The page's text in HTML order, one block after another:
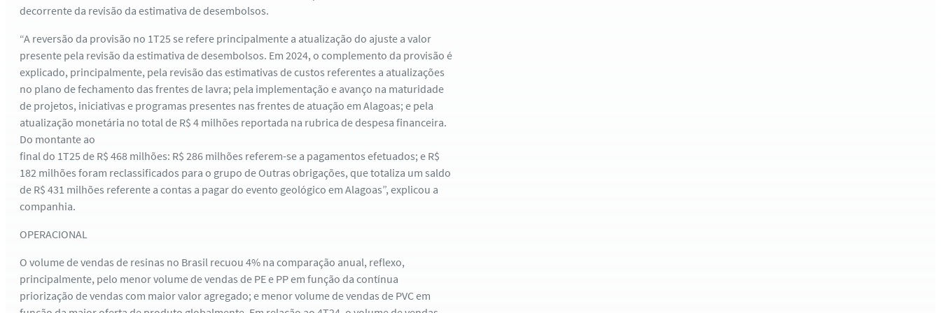
decorrente da revisão da estimativa de desembolsos.
“A reversão da provisão no 1T25 se refere principalmente a atualização do ajuste a valor
presente pela revisão da estimativa de desembolsos. Em 2024, o complemento da provisão é
explicado, principalmente, pela revisão das estimativas de custos referentes a atualizações
no plano de fechamento das frentes de lavra; pela implementação e avanço na maturidade
de projetos, iniciativas e programas presentes nas frentes de atuação em Alagoas; e pela
atualização monetária no total de R$ 4 milhões reportada na rubrica de despesa financeira.
Do montante ao
final do 1T25 de R$ 468 milhões: R$ 286 milhões referem-se a pagamentos efetuados; e R$
182 milhões foram reclassificados para o grupo de Outras obrigações, que totaliza um saldo
de R$ 431 milhões referente a contas a pagar do evento geológico em Alagoas”, explicou a
companhia.
OPERACIONAL
O volume de vendas de resinas no Brasil recuou 4% na comparação anual, reflexo,
principalmente, pelo menor volume de vendas de PE e PP em função da contínua
priorização de vendas com maior valor agregado; e menor volume de vendas de PVC em